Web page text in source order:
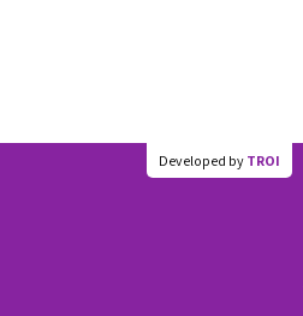
Developed by TROI